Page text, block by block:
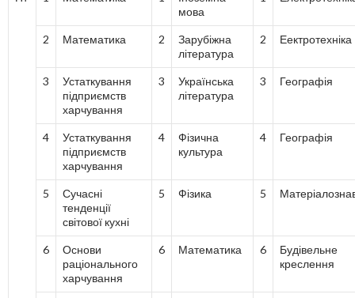
мова
2 Математика 2
Зарубіжна
література
2 Еектротехніка
3
Устаткування
підприємств
харчування
3
Українська
література
3 Географія
4
Устаткування
підприємств
харчування
4
Фізична
культура
4 Географія
5
Сучасні
тенденції
світової кухні
5 Фізика 5
6
Основи
раціонального
харчування
6 Математика 6
Будівельне
креслення